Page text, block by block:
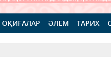
ОҚИҒАЛАР ӘЛЕМ ТАРИХ